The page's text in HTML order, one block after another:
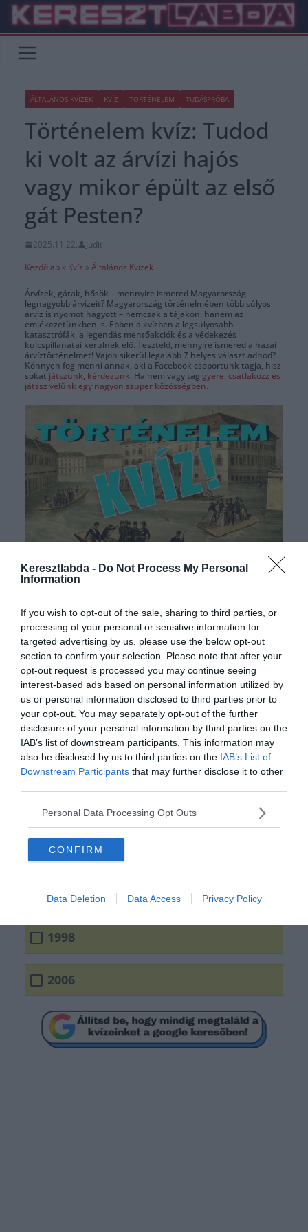
Keresztlabda - Do Not Process My Personal
Information
If you wish to opt-out of the sale, sharing to third parties, or
processing of your personal or sensitive information for
targeted advertising by us, please use the below opt-out
section to confirm your selection. Please note that after your
opt-out request is processed you may continue seeing
interest-based ads based on personal information utilized by
us or personal information disclosed to third parties prior to
your opt-out. You may separately opt-out of the further
disclosure of your personal information by third parties on the
IAB’s list of downstream participants. This information may
also be disclosed by us to third parties on the IAB’s List of
Downstream Participants that may further disclose it to other
Personal Data Processing Opt Outs
CONFIRM
Data Deletion Data Access Privacy Policy
Skip
content
ÁLTALÁNOS KVÍZEK KVÍZ TÖRTÉNELEM TUDÁSPRÓBA
Történelem kvíz: Tudod
ki volt az árvízi hajós
vagy mikor épült az első
gát Pesten?
2025.11.22.
Judit
Kezdőlap » Kvíz » Általános Kvízek
Árvízek, gátak, hősök – mennyire ismered Magyarország
legnagyobb árvizeit? Magyarország történelmében több súlyos
árvíz is nyomot hagyott – nemcsak a tájakon, hanem az
emlékezetünkben is. Ebben a kvízben a legsúlyosabb
katasztrófák, a legendás mentőakciók és a védekezés
kulcspillanatai kerülnek elő. Teszteld, mennyire ismered a hazai
árvíztörténelmet! Vajon sikerül legalább 7 helyes választ adnod?
Könnyen fog menni annak, aki a Facebook csoportunk tagja, hisz
sokat játszunk, kérdezünk. Ha nem vagy tag gyere, csatlakozz és
játssz velünk egy nagyon szuper közösségben.
Hirdetés
Melyik évben volt
egyszerre árvíz a Dunán
és a Tiszán is?
2002
1998
2006